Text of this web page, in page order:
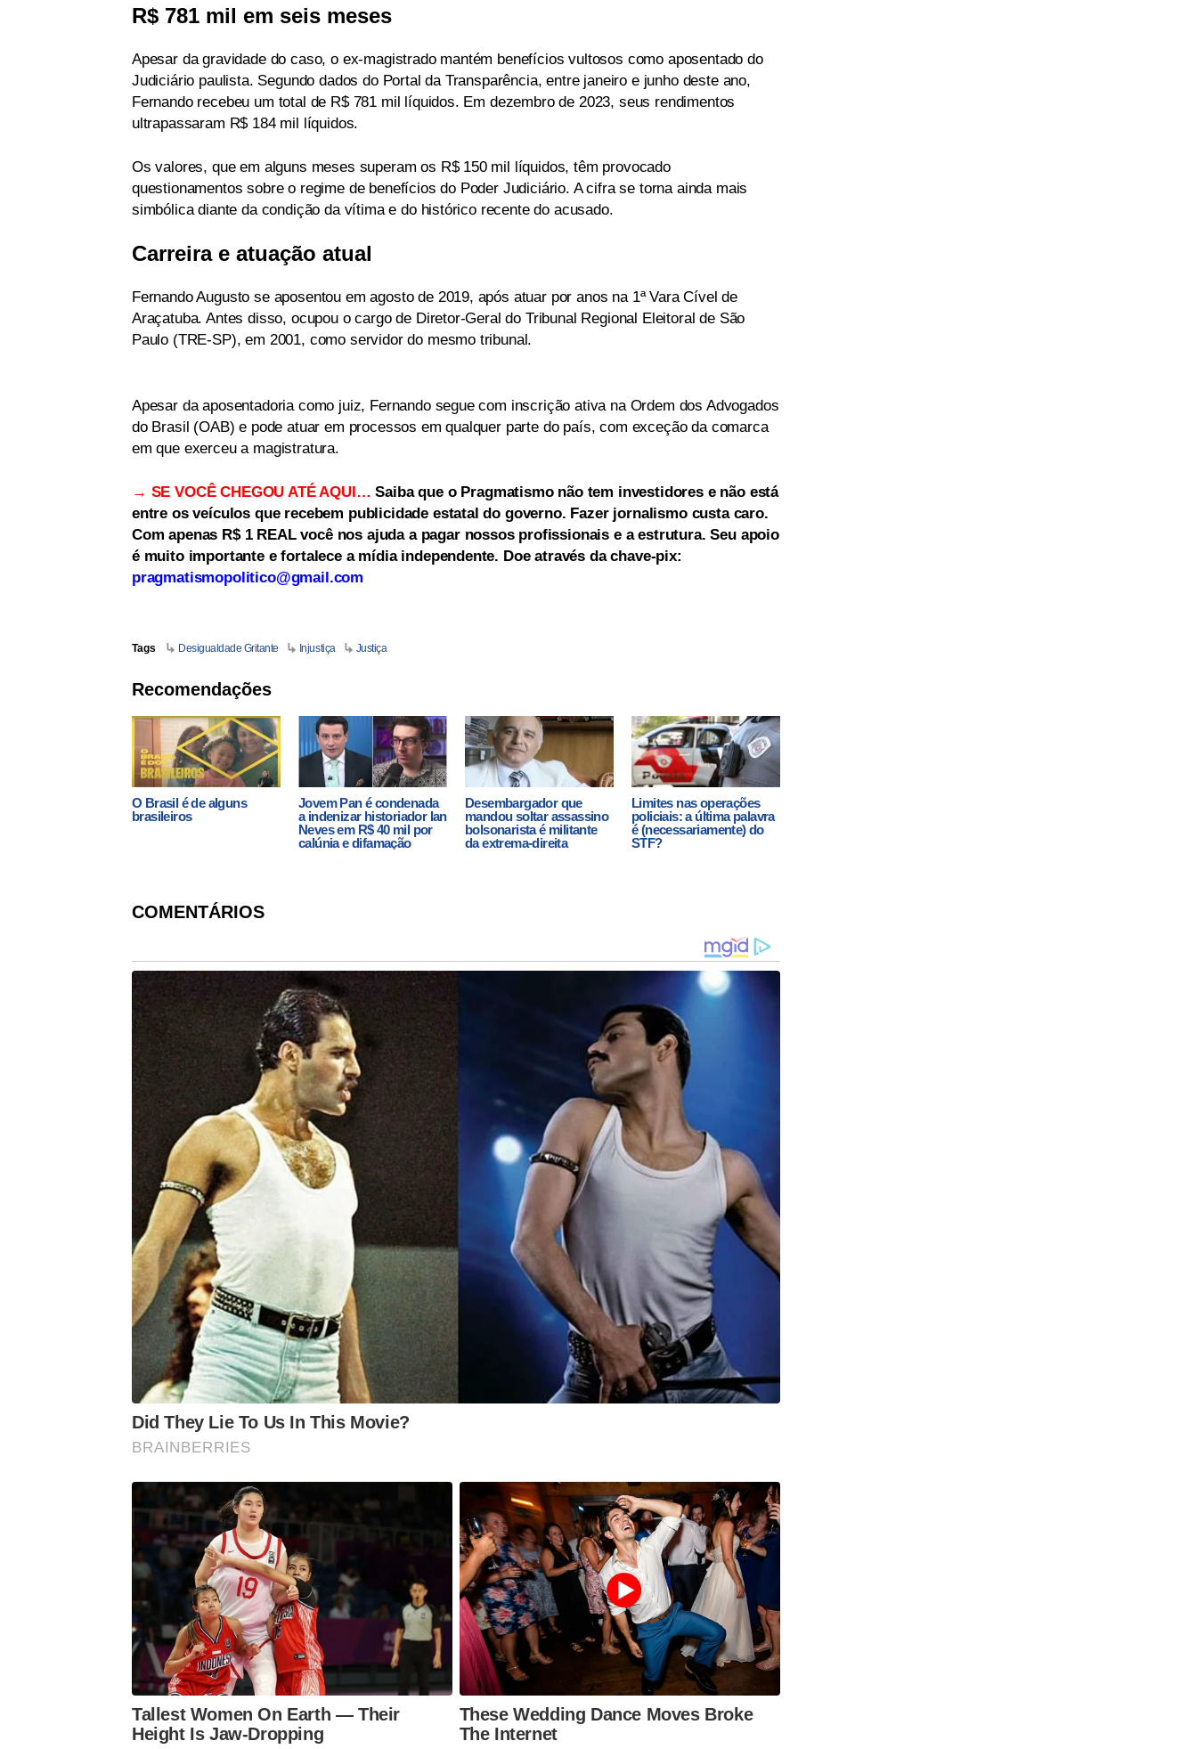
R$ 781 mil em seis meses
Apesar da gravidade do caso, o ex-magistrado mantém benefícios vultosos como aposentado do
Judiciário paulista. Segundo dados do Portal da Transparência, entre janeiro e junho deste ano,
Fernando recebeu um total de R$ 781 mil líquidos. Em dezembro de 2023, seus rendimentos
ultrapassaram R$ 184 mil líquidos.
Os valores, que em alguns meses superam os R$ 150 mil líquidos, têm provocado
questionamentos sobre o regime de benefícios do Poder Judiciário. A cifra se torna ainda mais
simbólica diante da condição da vítima e do histórico recente do acusado.
Carreira e atuação atual
Fernando Augusto se aposentou em agosto de 2019, após atuar por anos na 1ª Vara Cível de
Araçatuba. Antes disso, ocupou o cargo de Diretor-Geral do Tribunal Regional Eleitoral de São
Paulo (TRE-SP), em 2001, como servidor do mesmo tribunal.
Apesar da aposentadoria como juiz, Fernando segue com inscrição ativa na Ordem dos Advogados
do Brasil (OAB) e pode atuar em processos em qualquer parte do país, com exceção da comarca
em que exerceu a magistratura.
→ SE VOCÊ CHEGOU ATÉ AQUI… Saiba que o Pragmatismo não tem investidores e não está
entre os veículos que recebem publicidade estatal do governo. Fazer jornalismo custa caro.
Com apenas R$ 1 REAL você nos ajuda a pagar nossos profissionais e a estrutura. Seu apoio
é muito importante e fortalece a mídia independente. Doe através da chave-pix:
pragmatismopolitico@gmail.com
Tags Desigualdade Gritante Injustiça Justiça
Recomendações
O Brasil é de alguns
brasileiros
Jovem Pan é condenada
a indenizar historiador Ian
Neves em R$ 40 mil por
calúnia e difamação
Desembargador que
mandou soltar assassino
bolsonarista é militante
da extrema-direita
Limites nas operações
policiais: a última palavra
é (necessariamente) do
STF?
COMENTÁRIOS